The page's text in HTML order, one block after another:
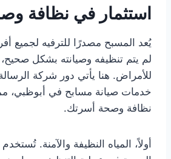
استثمار في نظافة
يُعد المسبح مصدرًا للترفيه لجميع
لم يتم تنظيفه وصيانته بشكل
للأمراض. هنا يأتي دور شركة
خدمات صيانة مسابح في أبوظبي،
نظافة وصحة أسرتك.
أولاً، المياه النظيفة والآمنة.